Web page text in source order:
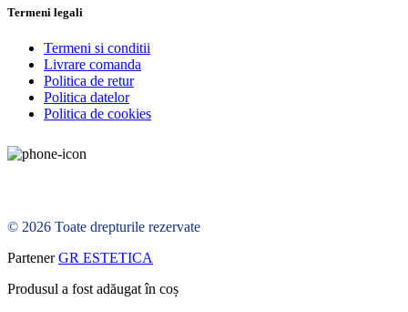
Termeni legali
Termeni si conditii
Livrare comanda
Politica de retur
Politica datelor
Politica de cookies
© 2026 Toate drepturile rezervate
PartenerGR ESTETICA
Produsul a fost adăugat în coș